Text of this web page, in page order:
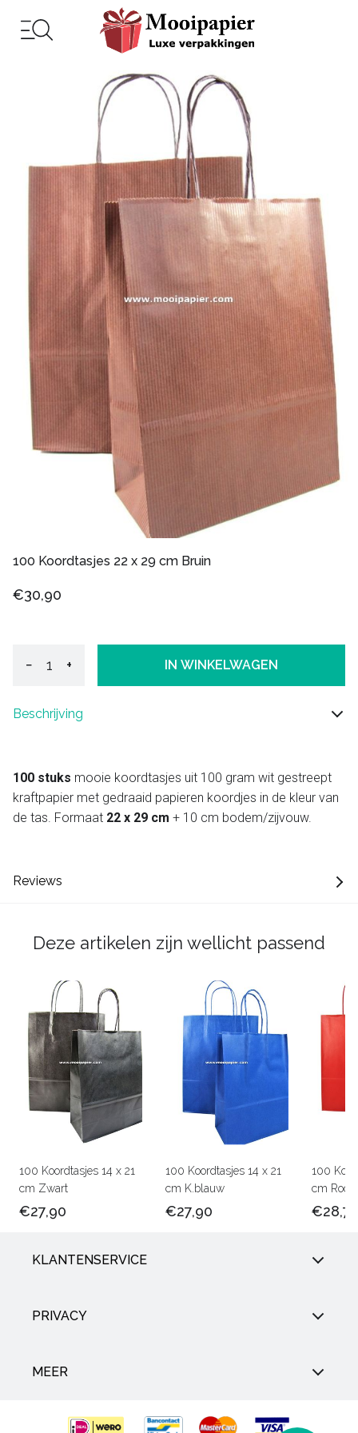
100 Koordtasjes 22 x 29 cm Bruin
€30,90
− + IN WINKELWAGEN
Beschrijving
100 stuks mooie koordtasjes uit 100 gram wit gestreept
kraftpapier met gedraaid papieren koordjes in de kleur van
de tas. Formaat 22 x 29 cm + 10 cm bodem/zijvouw.
Reviews
Deze artikelen zijn wellicht passend
100 Koordtasjes 14 x 21
cm Zwart
€27,90
100 Koordtasjes 14 x 21
cm K.blauw
€27,90
100
cm Rood
€28,75
KLANTENSERVICE
PRIVACY
MEER